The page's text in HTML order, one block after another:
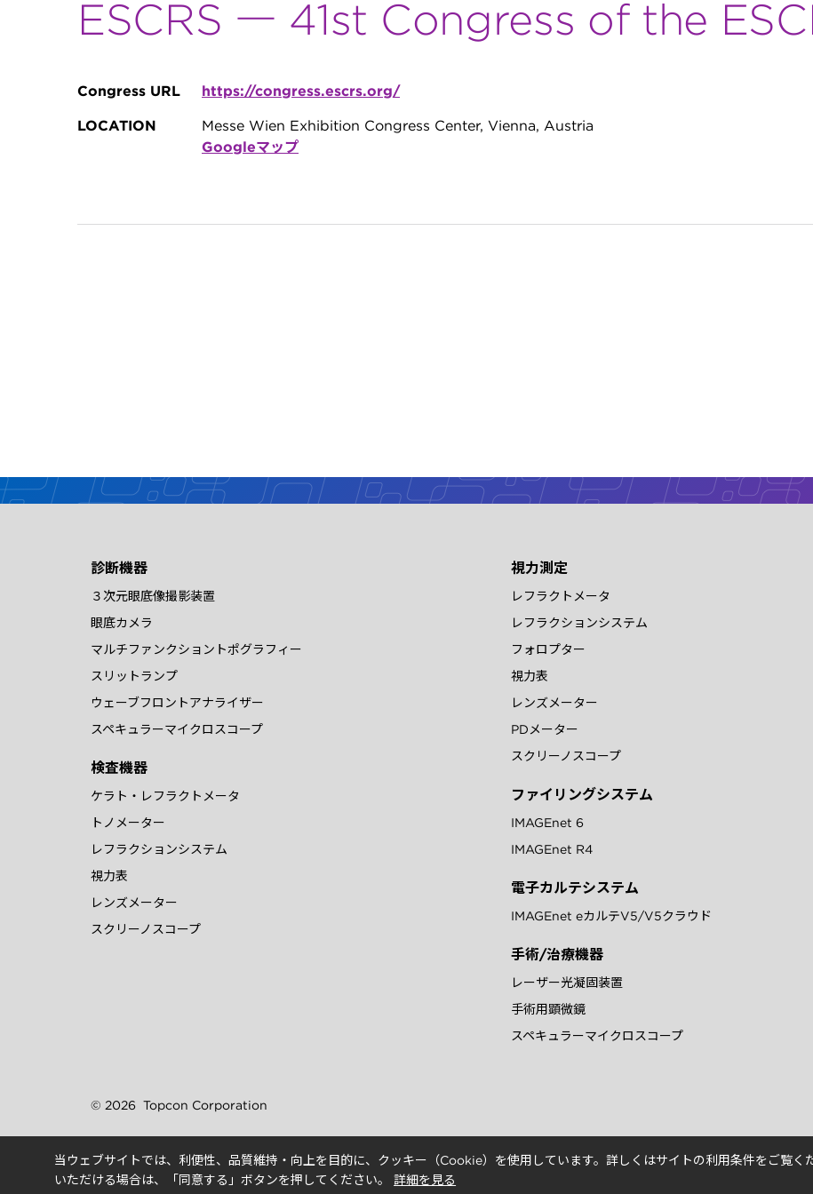
ESCRS ― 41st Congress of the
Congress URL
https://congress.escrs.org/
LOCATION
Messe Wien Exhibition Congress Center, Vienna, Austria
Googleマップ
診断機器
３次元眼底像撮影装置
眼底カメラ
マルチファンクショントポグラフィー
スリットランプ
ウェーブフロントアナライザー
スペキュラーマイクロスコープ
検査機器
ケラト・レフラクトメータ
トノメーター
レフラクションシステム
視力表
レンズメーター
スクリーノスコープ
視力測定
レフラクトメータ
レフラクションシステム
フォロプター
視力表
レンズメーター
PDメーター
スクリーノスコープ
ファイリングシステム
IMAGEnet 6
IMAGEnet R4
電子カルテシステム
IMAGEnet eカルテV5/V5クラウド
手術/治療機器
レーザー光凝固装置
手術用顕微鏡
スペキュラーマイクロスコープ
© 2026 Topcon Corporation
当ウェブサイトでは、利便性、品質維持・向上を目的に、クッキー（Cookie）を使用しています。詳しくはサイトの利用条件をご覧く
いただける場合は、「同意する」ボタンを押してください。詳細を見る